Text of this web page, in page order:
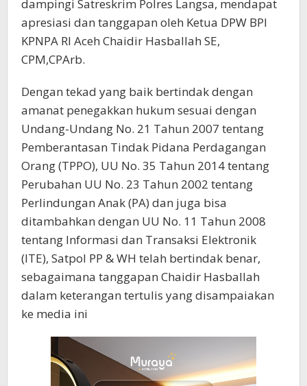
dampingi Satreskrim Polres Langsa, mendapat
apresiasi dan tanggapan oleh Ketua DPW BPI
KPNPA RI Aceh Chaidir Hasballah SE,
CPM,CPArb.
Dengan tekad yang baik bertindak dengan
amanat penegakkan hukum sesuai dengan
Undang-Undang No. 21 Tahun 2007 tentang
Pemberantasan Tindak Pidana Perdagangan
Orang (TPPO), UU No. 35 Tahun 2014 tentang
Perubahan UU No. 23 Tahun 2002 tentang
Perlindungan Anak (PA) dan juga bisa
ditambahkan dengan UU No. 11 Tahun 2008
tentang Informasi dan Transaksi Elektronik
(ITE), Satpol PP & WH telah bertindak benar,
sebagaimana tanggapan Chaidir Hasballah
dalam keterangan tertulis yang disampaiakan
ke media ini